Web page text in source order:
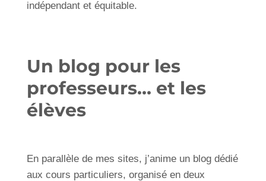
indépendant et équitable.
Un blog pour les
professeurs… et les
élèves
En parallèle de mes sites, j’anime un blog dédié
aux cours particuliers, organisé en deux